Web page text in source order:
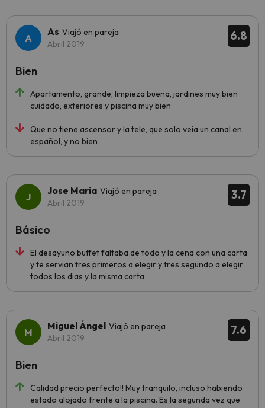
6.8
As Viajó en pareja
Abril 2019
Apartamento, grande, limpieza buena, jardines muy bien
cuidado, exteriores y piscina muy bien
Que no tiene ascensor y la tele, que solo veia un canal en
español, y no bien
Bien
3.7
Jose Maria Viajó en pareja
Abril 2019
El desayuno buffet faltaba de todo y la cena con una carta
y te servian tres primeros a elegir y tres segundo a elegir
todos los dias y la misma carta
Básico
7.6
Miguel Ángel Viajó en pareja
Abril 2019
Calidad precio perfecto!! Muy tranquilo, incluso habiendo
estado alojado frente a la piscina. Es la segunda vez que
Bien